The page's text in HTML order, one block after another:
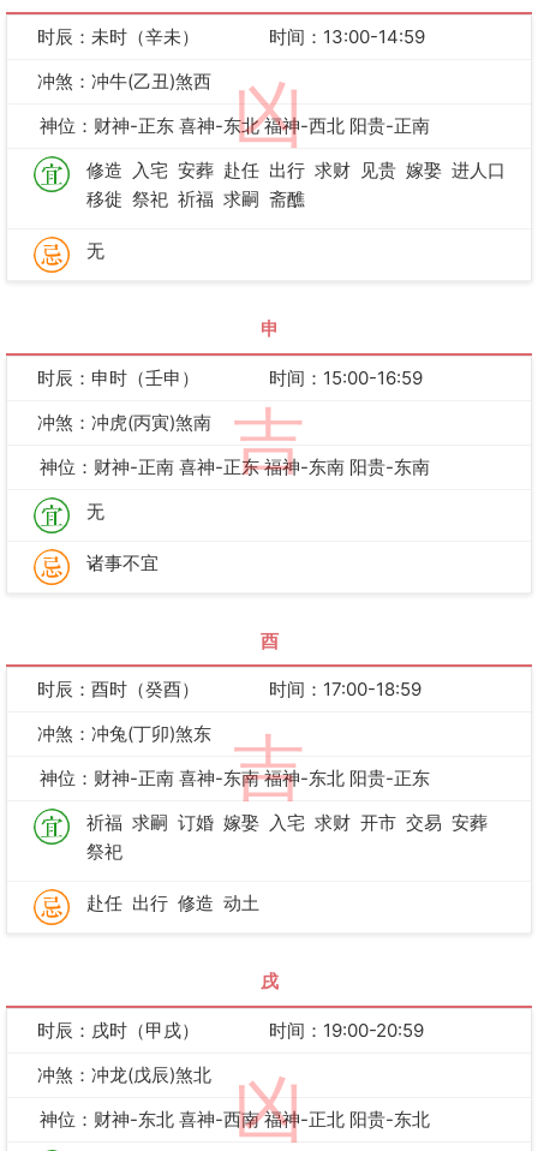
凶
时辰：未时（辛未）
时间：13:00-14:59
冲煞：冲牛(乙丑)煞西
神位：财神-正东 喜神-东北 福神-西北 阳贵-正南
修造
入宅 安葬 赴任 出行 求财 见贵 嫁娶 进人口
移徙 祭祀 祈福 求嗣 斋醮
无
申
吉
时辰：申时（壬申）
时间：15:00-16:59
冲煞：冲虎(丙寅)煞南
神位：财神-正南 喜神-正东 福神-东南 阳贵-东南
无
诸事不宜
酉
吉
时辰：酉时（癸酉）
时间：17:00-18:59
冲煞：冲兔(丁卯)煞东
神位：财神-正南 喜神-东南 福神-东北 阳贵-正东
祈福 求嗣 订婚 嫁娶 入宅 求财 开市 交易 安葬
祭祀
赴任 出行 修造 动土
戌
凶
时辰：戌时（甲戌）
时间：19:00-20:59
冲煞：冲龙(戊辰)煞北
神位：财神-东北 喜神-西南 福神-正北 阳贵-东北